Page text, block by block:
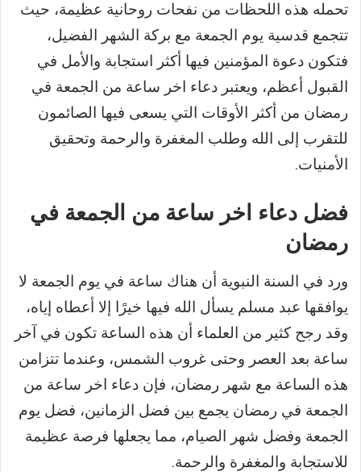
تحمله هذه اللحظات من نفحات روحانية عظيمة، حيث
تتجمع قدسية يوم الجمعة مع بركة الشهر الفضيل،
فتكون دعوة المؤمنين فيها أكثر استجابة والأمل في
القبول أعظم، ويعتبر دعاء اخر ساعة من الجمعة في
رمضان من أكثر الأوقات التي يسعى فيها الصائمون
للتقرب إلى الله وطلب المغفرة والرحمة وتحقيق
الأمنيات.
فضل دعاء اخر ساعة من الجمعة في
رمضان
ورد في السنة النبوية أن هناك ساعة في يوم الجمعة لا
يوافقها عبد مسلم يسأل الله فيها خيرًا إلا أعطاه إياه،
وقد رجح كثير من العلماء أن هذه الساعة تكون في آخر
ساعة بعد العصر وحتى غروب الشمس، وعندما تتزامن
هذه الساعة مع شهر رمضان، فإن دعاء اخر ساعة من
الجمعة في رمضان يجمع بين فضل الزمانين، فضل يوم
الجمعة وفضل شهر الصيام، مما يجعلها فرصة عظيمة
للاستجابة والمغفرة والرحمة.